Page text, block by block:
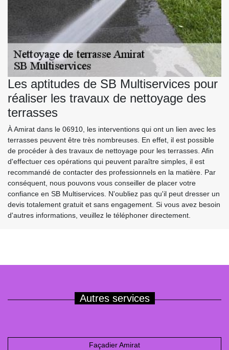
Les aptitudes de SB Multiservices pour
réaliser les travaux de nettoyage des
terrasses
À Amirat dans le 06910, les interventions qui ont un lien avec les
terrasses peuvent être très nombreuses. En effet, il est possible
de procéder à des travaux de nettoyage pour les terrasses. Afin
d'effectuer ces opérations qui peuvent paraître simples, il est
recommandé de contacter des professionnels en la matière. Par
conséquent, nous pouvons vous conseiller de placer votre
confiance en SB Multiservices. N'oubliez pas qu'il peut dresser un
devis totalement gratuit et sans engagement. Si vous avez besoin
d'autres informations, veuillez le téléphoner directement.
Autres services
Façadier Amirat